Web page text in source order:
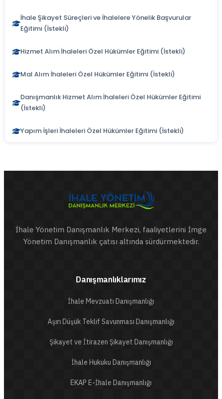
İhale Şikayet Süreçleri ve İhalelere Yönelik Başvurular
Eğitimi (İstekli)
Hizmet Alım İhaleleri Özel Hükümler Eğitimi (İstekli)
Mal Alım İhaleleri Özel Hükümler Eğitimi (İstekli)
Danışmanlık Hizmet Alım İhaleleri Özel Hükümler Eğitimi
(İstekli)
Yapım İşleri İhaleleri Özel Hükümler Eğitimi (İstekli)
İhale Yönetim Danışmanlık Merkezi, faaliyetlerini İmge
Yönetim Danışmanlık çatısı altında sürdürmektedir.
Danışmanlıklarımız
İhale Mevzuatı Danışmanlığı
Aşırı Düşük Teklif Savunması Danışmanlığı
Şikayet ve İtirazen Şikayet Danışmanlığı
İhale Hukuku Danışmanlığı
EKAP E-İhale Danışmanlığı